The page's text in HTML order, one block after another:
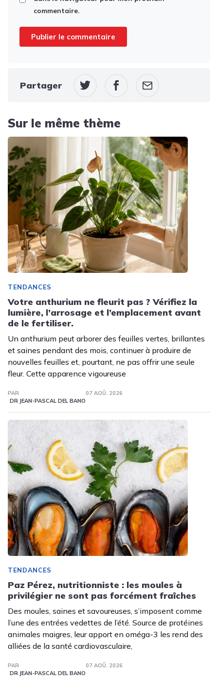
commentaire.
Partager
Sur le même thème
TENDANCES
Votre anthurium ne fleurit pas ? Vérifiez la
lumière, l’arrosage et l’emplacement avant
de le fertiliser.
Un anthurium peut arborer des feuilles vertes, brillantes
et saines pendant des mois, continuer à produire de
nouvelles feuilles et, pourtant, ne pas offrir une seule
fleur. Cette apparence vigoureuse
PAR
DR JEAN-PASCAL DEL BANO
07 AOÛ. 2026
TENDANCES
Paz Pérez, nutritionniste : les moules à
privilégier ne sont pas forcément fraîches
Des moules, saines et savoureuses, s’imposent comme
l’une des entrées vedettes de l’été. Source de protéines
animales maigres, leur apport en oméga-3 les rend des
alliées de la santé cardiovasculaire,
PAR
DR JEAN-PASCAL DEL BANO
07 AOÛ. 2026